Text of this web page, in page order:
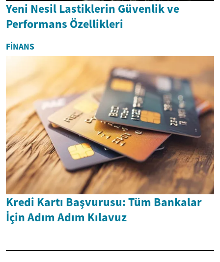
Yeni Nesil Lastiklerin Güvenlik ve
Performans Özellikleri
FINANS
Kredi Kartı Başvurusu: Tüm Bankalar
İçin Adım Adım Kılavuz